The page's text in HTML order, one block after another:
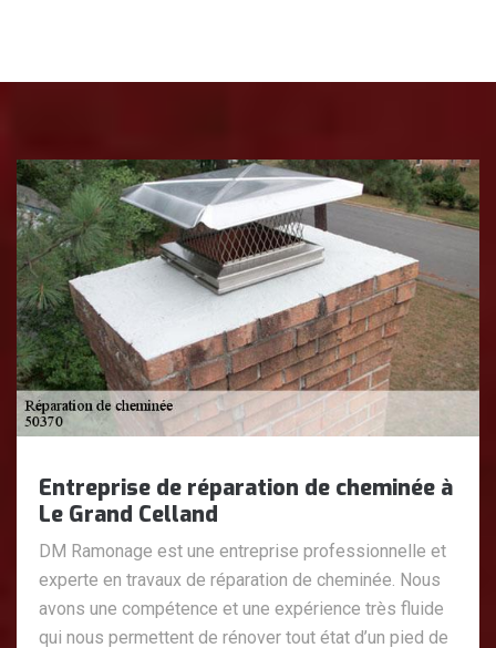
Entreprise de réparation de cheminée à
Le Grand Celland
DM Ramonage est une entreprise professionnelle et
experte en travaux de réparation de cheminée. Nous
avons une compétence et une expérience très fluide
qui nous permettent de rénover tout état d’un pied de